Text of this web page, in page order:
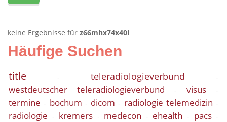
keine Ergebnisse für z66mhx74x40i
Häufige Suchen
title - teleradiologieverbund -
westdeutscher teleradiologieverbund - visus -
termine - bochum - dicom - radiologie telemedizin -
radiologie - kremers - medecon - ehealth - pacs-